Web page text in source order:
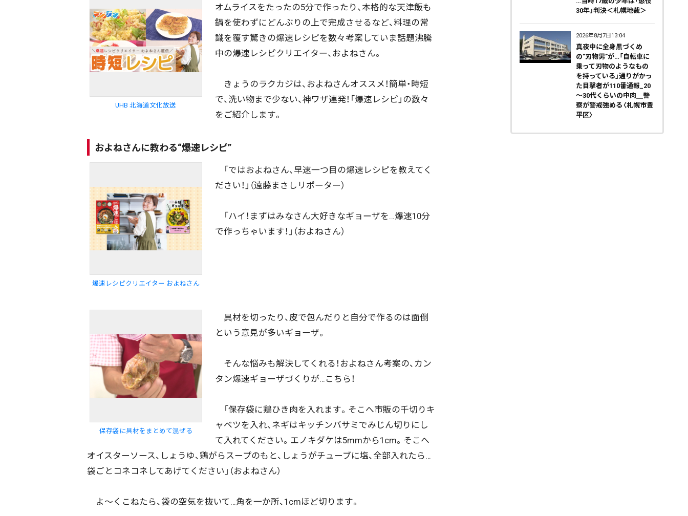
UHB 北海道文化放送
オムライスをたったの5分で作ったり、本格的な天津飯も
鍋を使わずにどんぶりの上で完成させるなど、料理の常
識を覆す驚きの爆速レシピを数々考案していま話題沸騰
中の爆速レシピクリエイター、およねさん。
きょうのラクカジは、およねさんオススメ！簡単・時短
で、洗い物まで少ない、神ワザ連発！「爆速レシピ」の数々
をご紹介します。
およねさんに教わる“爆速レシピ”
爆速レシピクリエイター およねさん
「ではおよねさん、早速一つ目の爆速レシピを教えてく
ださい！」（遠藤まさしリポーター）
「ハイ！まずはみなさん大好きなギョーザを…爆速10分
で作っちゃいます！」（およねさん）
保存袋に具材をまとめて混ぜる
具材を切ったり、皮で包んだりと自分で作るのは面倒
という意見が多いギョーザ。
そんな悩みも解決してくれる！およねさん考案の、カン
タン爆速ギョーザづくりが…こちら！
「保存袋に鶏ひき肉を入れます。そこへ市販の千切りキ
ャベツを入れ、ネギはキッチンバサミでみじん切りにし
て入れてください。エノキダケは5mmから1cm。そこへ
オイスターソース、しょうゆ、鶏がらスープのもと、しょうがチューブに塩、全部入れたら…
袋ごとコネコネしてあげてください」（およねさん）
よ〜くこねたら、袋の空気を抜いて…角を一か所、1cmほど切ります。
30年」判決＜札幌地裁＞
2026年8月7日13:04
真夜中に全身黒づくめ
の”刃物男”が…「自転車に
乗って刃物のようなもの
を持っている」通りがかっ
た目撃者が110番通報_20
～30代くらいの中肉＿警
察が警戒強める〈札幌市豊
平区〉